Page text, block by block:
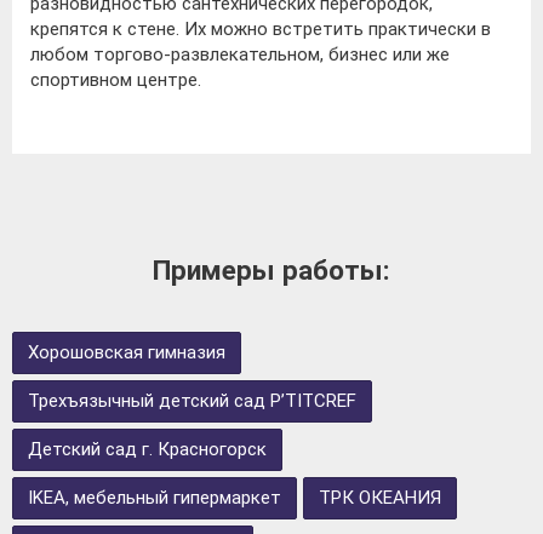
крепятся к стене. Их можно встретить практически в
любом торгово-развлекательном, бизнес или же
спортивном центре.
Примеры работы:
Хорошовская гимназия
Трехъязычный детский сад P’TITCREF
Детский сад г. Красногорск
IKEA, мебельный гипермаркет ТРК ОКЕАНИЯ